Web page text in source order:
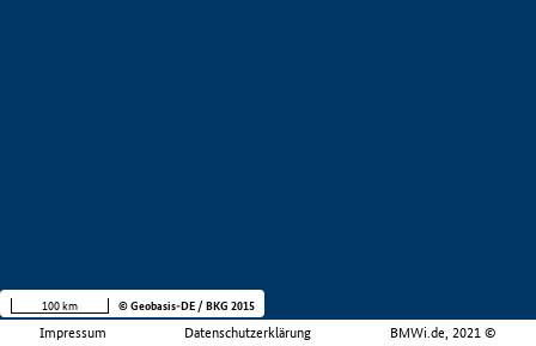
Impressum Datenschutzerklärung BMWi.de, 2021 ©
100 km © Geobasis-DE / BKG 2015